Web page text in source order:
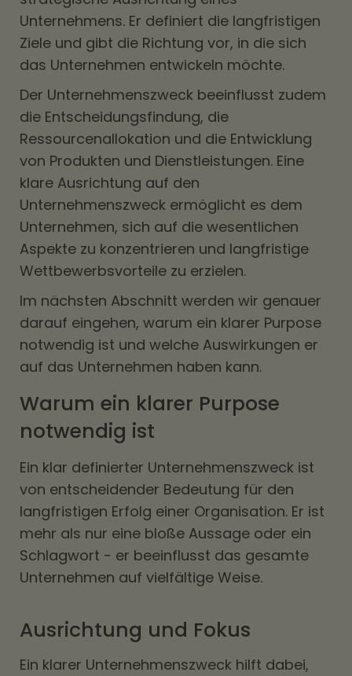
Unternehmens. Er definiert die langfristigen
Ziele und gibt die Richtung vor, in die sich
das Unternehmen entwickeln möchte.
Der Unternehmenszweck beeinflusst zudem
die Entscheidungsfindung, die
Ressourcenallokation und die Entwicklung
von Produkten und Dienstleistungen. Eine
klare Ausrichtung auf den
Unternehmenszweck ermöglicht es dem
Unternehmen, sich auf die wesentlichen
Aspekte zu konzentrieren und langfristige
Wettbewerbsvorteile zu erzielen.
Im nächsten Abschnitt werden wir genauer
darauf eingehen, warum ein klarer Purpose
notwendig ist und welche Auswirkungen er
auf das Unternehmen haben kann.
Warum ein klarer Purpose
notwendig ist
Ein klar definierter Unternehmenszweck ist
von entscheidender Bedeutung für den
langfristigen Erfolg einer Organisation. Er ist
mehr als nur eine bloße Aussage oder ein
Schlagwort - er beeinflusst das gesamte
Unternehmen auf vielfältige Weise.
Ausrichtung und Fokus
Ein klarer Unternehmenszweck hilft dabei,